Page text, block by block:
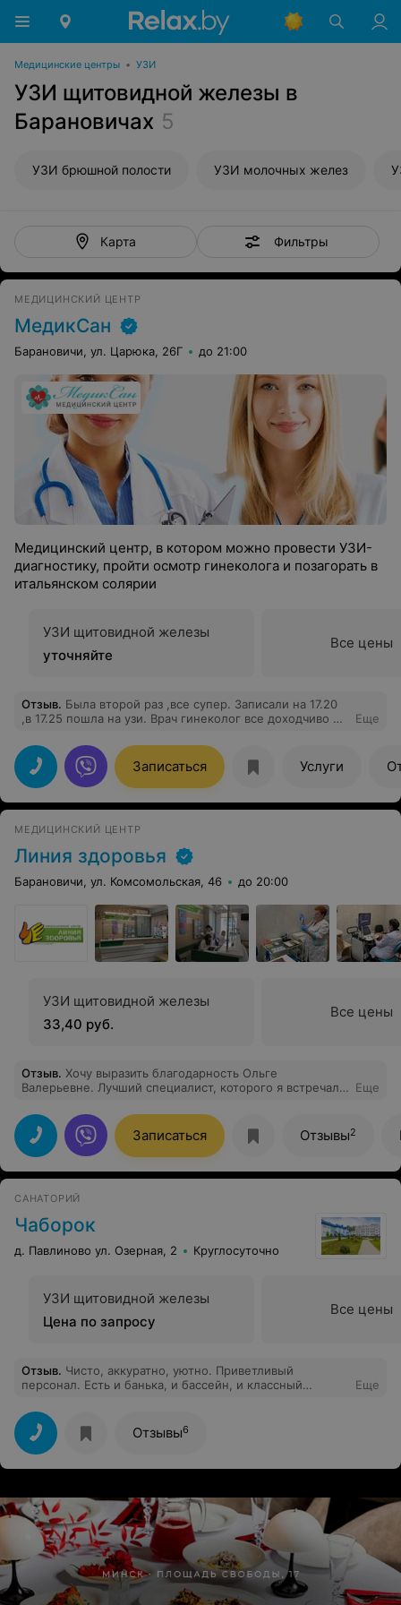
Медицинские центры • УЗИ
УЗИ щитовидной железы в
Барановичах 5
УЗИ брюшной полости УЗИ молочных желез
Карта Фильтры
МЕДИЦИНСКИЙ ЦЕНТР
МедикСан
Барановичи, ул. Царюка, 26Г до 21:00
Медицинский центр, в котором можно провести УЗИ-
диагностику, пройти осмотр гинеколога и позагорать в
итальянском солярии
УЗИ щитовидной железы
уточняйте
Все цены
Отзыв. Была второй раз ,все супер. Записали на 17.20
,в 17.25 пошла на узи. Врач гинеколог все доходчиво и
Еще
Записаться Услуги
МЕДИЦИНСКИЙ ЦЕНТР
Линия здоровья
Барановичи, ул. Комсомольская, 46 до 20:00
УЗИ щитовидной железы
33,40 руб.
Все цены
Отзыв. Хочу выразить благодарность Ольге
Валерьевне. Лучший специалист, которого я встречала.
беременности дочерью. Достойный доктор, к
которому хочется идти .Только хорошее впечатление.
Я много где была на УЗИ, но чтобы так внимательно
смотрел пациентов, я не встречала . Только самые
лучшие слова прекрасному!
Еще
Записаться Отзывы2
САНАТОРИЙ
Чаборок
д. Павлиново ул. Озерная, 2 Круглосуточно
УЗИ щитовидной железы
Цена по запросу
Все цены
Отзыв. Чисто, аккуратно, уютно. Приветливый
персонал. Есть и банька, и бассейн, и классный
корпоратив, все было очень здорово, даже в такое
время года. На территории много беседок, есть
детские площадки, недалеко видела место для
рыбалки. Думаю летом здесь будет вообще очень
круто!
Еще
Отзывы6